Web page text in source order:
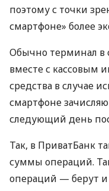
поэтому с точки
смартфоне» более
Обычно терминал в
вместе с кассовым
средства в случае
смартфоне
следующий день
Так, в ПриватБанк
суммы операций.
операций — берут и